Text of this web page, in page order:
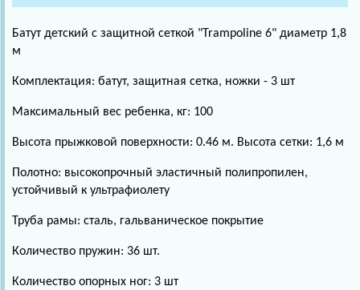
Батут детский с защитной сеткой "Trampoline 6" диаметр 1,8
м
Комплектация: батут, защитная сетка, ножки - 3 шт
Максимальный вес ребенка, кг: 100
Высота прыжковой поверхности: 0.46 м. Высота сетки: 1,6 м
Полотно: высокопрочный эластичный полипропилен,
устойчивый к ультрафиолету
Труба рамы: сталь, гальваническое покрытие
Количество пружин: 36 шт.
Количество опорных ног: 3 шт